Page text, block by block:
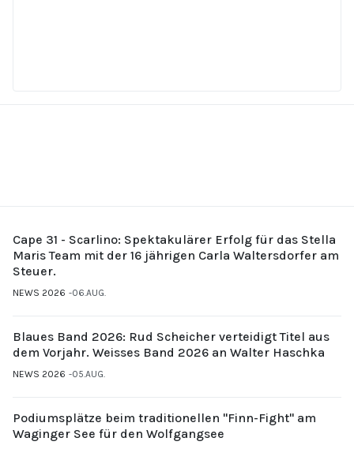
Cape 31 - Scarlino: Spektakulärer Erfolg für das Stella
Maris Team mit der 16 jährigen Carla Waltersdorfer am
Steuer.
NEWS 2026 06.AUG.
Blaues Band 2026: Rud Scheicher verteidigt Titel aus
dem Vorjahr. Weisses Band 2026 an Walter Haschka
NEWS 2026 05.AUG.
Podiumsplätze beim traditionellen "Finn-Fight" am
Waginger See für den Wolfgangsee